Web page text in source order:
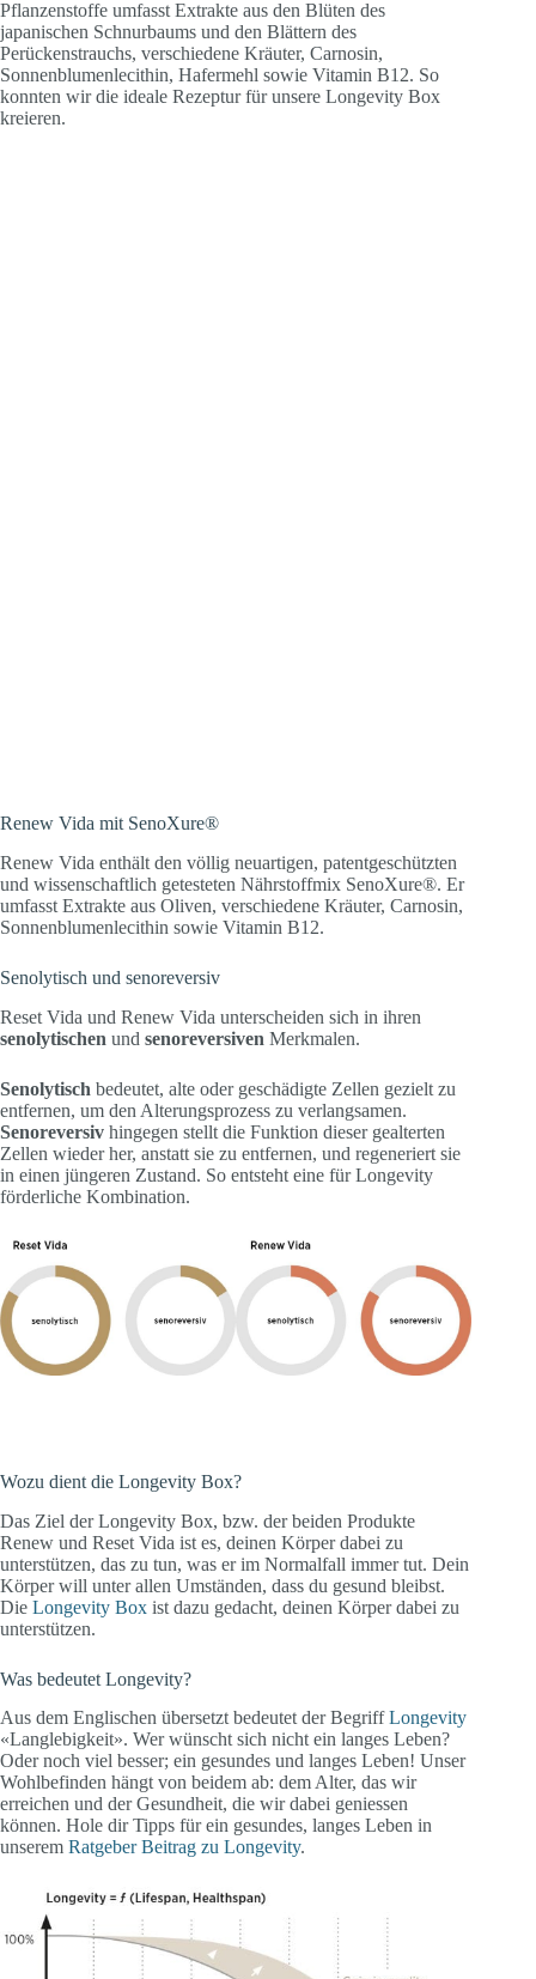
Pflanzenstoffe umfasst Extrakte aus den Blüten des
japanischen Schnurbaums und den Blättern des
Perückenstrauchs, verschiedene Kräuter, Carnosin,
Sonnenblumenlecithin, Hafermehl sowie Vitamin B12. So
konnten wir die ideale Rezeptur für unsere Longevity Box
kreieren.
Renew Vida mit SenoXure®
Renew Vida enthält den völlig neuartigen, patentgeschützten
und wissenschaftlich getesteten Nährstoffmix SenoXure®. Er
umfasst Extrakte aus Oliven, verschiedene Kräuter, Carnosin,
Sonnenblumenlecithin sowie Vitamin B12.
Senolytisch und senoreversiv
Reset Vida und Renew Vida unterscheiden sich in ihren
senolytischen und senoreversiven Merkmalen.
Senolytisch bedeutet, alte oder geschädigte Zellen gezielt zu
entfernen, um den Alterungsprozess zu verlangsamen.
Senoreversiv hingegen stellt die Funktion dieser gealterten
Zellen wieder her, anstatt sie zu entfernen, und regeneriert sie
in einen jüngeren Zustand. So entsteht eine für Longevity
förderliche Kombination.
Wozu dient die Longevity Box?
Das Ziel der Longevity Box, bzw. der beiden Produkte
Renew und Reset Vida ist es, deinen Körper dabei zu
unterstützen, das zu tun, was er im Normalfall immer tut. Dein
Körper will unter allen Umständen, dass du gesund bleibst.
Die Longevity Box ist dazu gedacht, deinen Körper dabei zu
unterstützen.
Was bedeutet Longevity?
Aus dem Englischen übersetzt bedeutet der BegriffLongevity
«Langlebigkeit». Wer wünscht sich nicht ein langes Leben?
Oder noch viel besser; ein gesundes und langes Leben! Unser
Wohlbefinden hängt von beidem ab: dem Alter, das wir
erreichen und der Gesundheit, die wir dabei geniessen
können. Hole dir Tipps für ein gesundes, langes Leben in
unserem Ratgeber Beitrag zu Longevity.